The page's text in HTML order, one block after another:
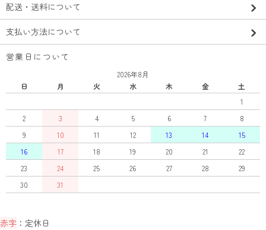
配送・送料について
支払い方法について
営業日について
2026年8月
日
月 火 水 木 金
土
1
2
3 4 5 6 7
8
9
10 11 12 13 14
15
16
17 18 19 20 21
22
23
24 25 26 27 28
29
30
31
赤字 ：定休日